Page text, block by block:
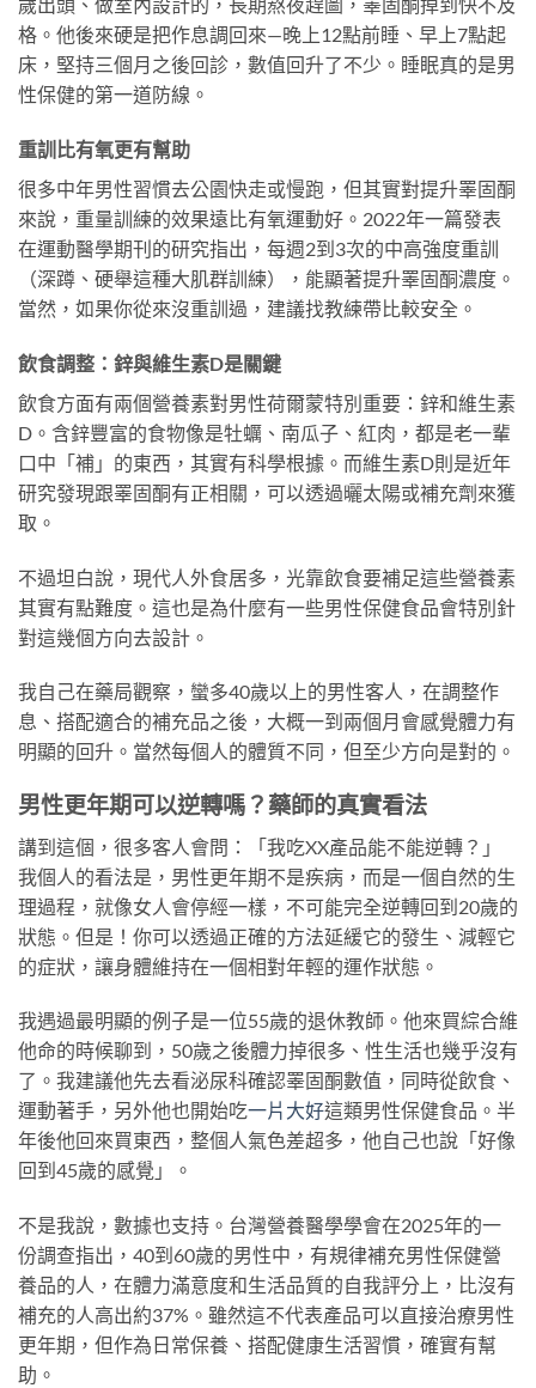
格。他後來硬是把作息調回來—晚上12點前睡、早上7點起
床，堅持三個月之後回診，數值回升了不少。睡眠真的是男
性保健的第一道防線。
重訓比有氧更有幫助
很多中年男性習慣去公園快走或慢跑，但其實對提升睪固酮
來說，重量訓練的效果遠比有氧運動好。2022年一篇發表
在運動醫學期刊的研究指出，每週2到3次的中高強度重訓
（深蹲、硬舉這種大肌群訓練），能顯著提升睪固酮濃度。
當然，如果你從來沒重訓過，建議找教練帶比較安全。
飲食調整：鋅與維生素D是關鍵
飲食方面有兩個營養素對男性荷爾蒙特別重要：鋅和維生素
D。含鋅豐富的食物像是牡蠣、南瓜子、紅肉，都是老一輩
口中「補」的東西，其實有科學根據。而維生素D則是近年
研究發現跟睪固酮有正相關，可以透過曬太陽或補充劑來獲
取。
不過坦白說，現代人外食居多，光靠飲食要補足這些營養素
其實有點難度。這也是為什麼有一些男性保健食品會特別針
對這幾個方向去設計。
我自己在藥局觀察，蠻多40歲以上的男性客人，在調整作
息、搭配適合的補充品之後，大概一到兩個月會感覺體力有
明顯的回升。當然每個人的體質不同，但至少方向是對的。
男性更年期可以逆轉嗎？藥師的真實看法
講到這個，很多客人會問：「我吃XX產品能不能逆轉？」
我個人的看法是，男性更年期不是疾病，而是一個自然的生
理過程，就像女人會停經一樣，不可能完全逆轉回到20歲的
狀態。但是！你可以透過正確的方法延緩它的發生、減輕它
的症狀，讓身體維持在一個相對年輕的運作狀態。
我遇過最明顯的例子是一位55歲的退休教師。他來買綜合維
他命的時候聊到，50歲之後體力掉很多、性生活也幾乎沒有
了。我建議他先去看泌尿科確認睪固酮數值，同時從飲食、
運動著手，另外他也開始吃一片大好這類男性保健食品。半
年後他回來買東西，整個人氣色差超多，他自己也說「好像
回到45歲的感覺」。
不是我說，數據也支持。台灣營養醫學學會在2025年的一
份調查指出，40到60歲的男性中，有規律補充男性保健營
養品的人，在體力滿意度和生活品質的自我評分上，比沒有
補充的人高出約37%。雖然這不代表產品可以直接治療男性
更年期，但作為日常保養、搭配健康生活習慣，確實有幫
助。